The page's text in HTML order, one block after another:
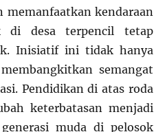
memanfaatkan kendaraan
di desa terpencil tetap
Inisiatif ini tidak hanya
semangat
Pendidikan di atas roda
keterbatasan menjadi
muda di pelosok